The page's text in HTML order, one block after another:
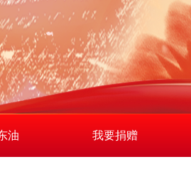
油 我要捐赠